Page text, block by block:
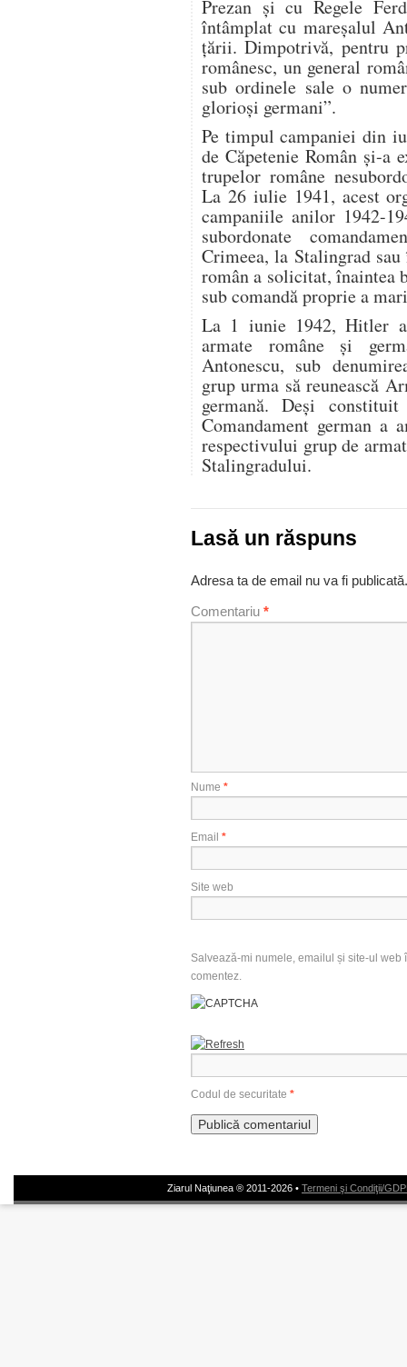
Prezan şi cu Regele
întâmplat cu mareşalul
ţării. Dimpotrivă, pentru
românesc, un general
sub ordinele sale o
glorioşi germani”.
Pe timpul campaniei din
de Căpetenie Român şi-a
trupelor române
La 26 iulie 1941, acest
campaniile anilor 1942-
subordonate
Crimeea, la Stalingrad
român a solicitat, înaintea
sub comandă proprie a
La 1 iunie 1942, Hitler
armate române şi
Antonescu, sub
grup urma să reunească
germană. Deşi
Comandament german a
respectivului grup de
Stalingradului.
Lasă un răspuns
Adresa ta de email nu va fi publicată.
Comentariu *
Nume *
Email *
Site web
Salvează-mi numele, emailul și site-ul
comentez.
Codul de securitate *
Ziarul Naţiunea ® 2011-2026 • Termeni şi Condiţii/